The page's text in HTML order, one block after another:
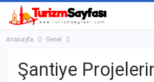
Anasayfa Genel
Şantiye